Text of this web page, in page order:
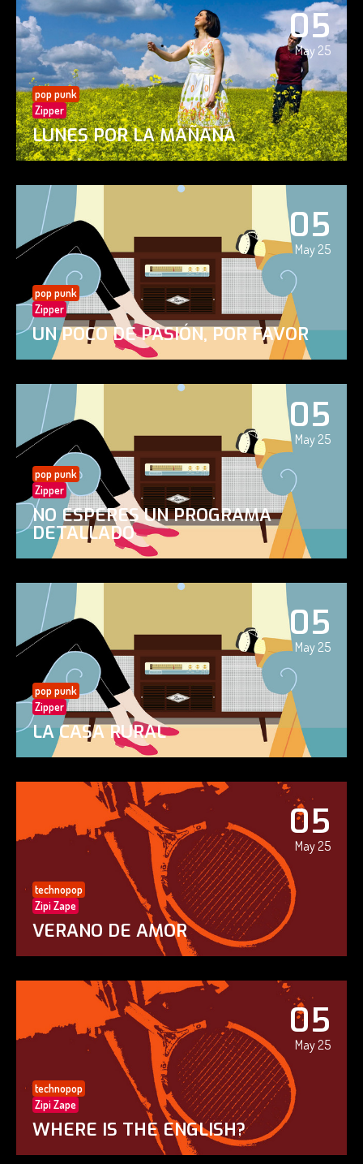
05
May 25
pop punk
Zipper
LUNES POR LA MAÑANA
05
May 25
pop punk
Zipper
UN POCO DE PASIÓN, POR FAVOR
05
May 25
pop punk
Zipper
NO ESPERES UN PROGRAMA
DETALLADO
05
May 25
pop punk
Zipper
LA CASA RURAL
05
May 25
technopop
Zipi Zape
VERANO DE AMOR
05
May 25
technopop
Zipi Zape
WHERE IS THE ENGLISH?